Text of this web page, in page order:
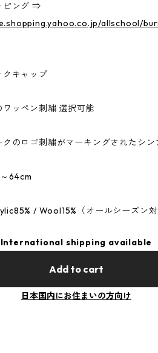
ピング ⇒
allschool/
キャップ
ッペン刺繍 選択可能
のロゴ刺繍がマーキングされたシン
64cm
/ Wool15%（オールシーズン対
International shipping available
Add to cart
日本国内にお住まいの方向け